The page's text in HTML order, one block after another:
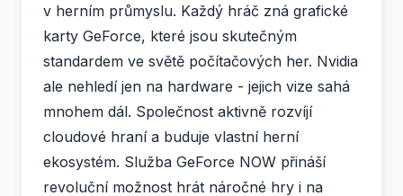
v herním průmyslu. Každý hráč zná grafické
karty GeForce, které jsou skutečným
standardem ve světě počítačových her. Nvidia
ale nehledí jen na hardware - jejich vize sahá
mnohem dál. Společnost aktivně rozvíjí
cloudové hraní a buduje vlastní herní
ekosystém. Služba GeForce NOW přináší
revoluční možnost hrát náročné hry i na